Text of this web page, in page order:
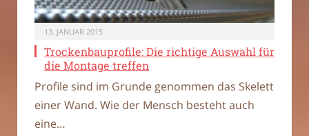
13. JANUAR 2015
Trockenbauprofile: Die richtige Auswahl für
die Montage treffen
Profile sind im Grunde genommen das Skelett
einer Wand. Wie der Mensch besteht auch
eine…